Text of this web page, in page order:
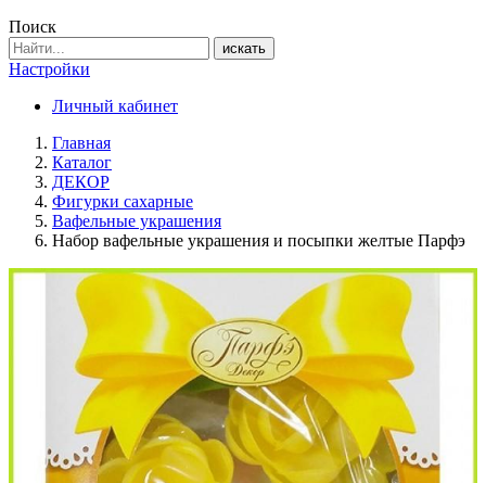
Поиск
искать
Настройки
Личный кабинет
Главная
Каталог
ДЕКОР
Фигурки сахарные
Вафельные украшения
Набор вафельные украшения и посыпки желтые Парфэ